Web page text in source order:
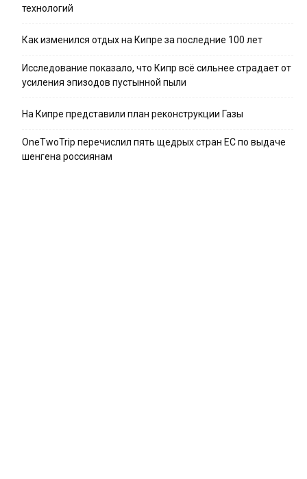
технологий
Как изменился отдых на Кипре за последние 100 лет
Исследование показало, что Кипр всё сильнее страдает от
усиления эпизодов пустынной пыли
На Кипре представили план реконструкции Газы
OneTwoTrip перечислил пять щедрых стран ЕС по выдаче
шенгена россиянам